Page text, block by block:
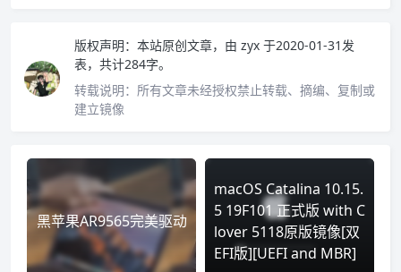
版权声明： 本站原创文章，由 zyx 于2020-01-31发
表，共计284字。
转载说明： 所有文章未经授权禁止转载、摘编、复制或
建立镜像
黑苹果AR9565完美驱动
macOS Catalina 10.15.
5 19F101 正式版 with C
lover 5118原版镜像[双
EFI版][UEFI and MBR]